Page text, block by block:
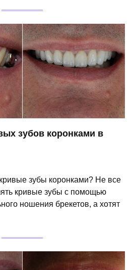
зубов коронками в
зубы коронками? Не все
кривые зубы с помощью
ношения брекетов, а хотят